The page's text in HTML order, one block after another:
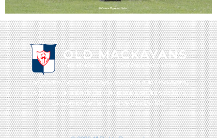
The Mackay School Old Boys Association (Old Mackayans)
es una corporación de derecho privado, sin fines de lucro,
con domicilio en la ciudad de Viña Del Mar